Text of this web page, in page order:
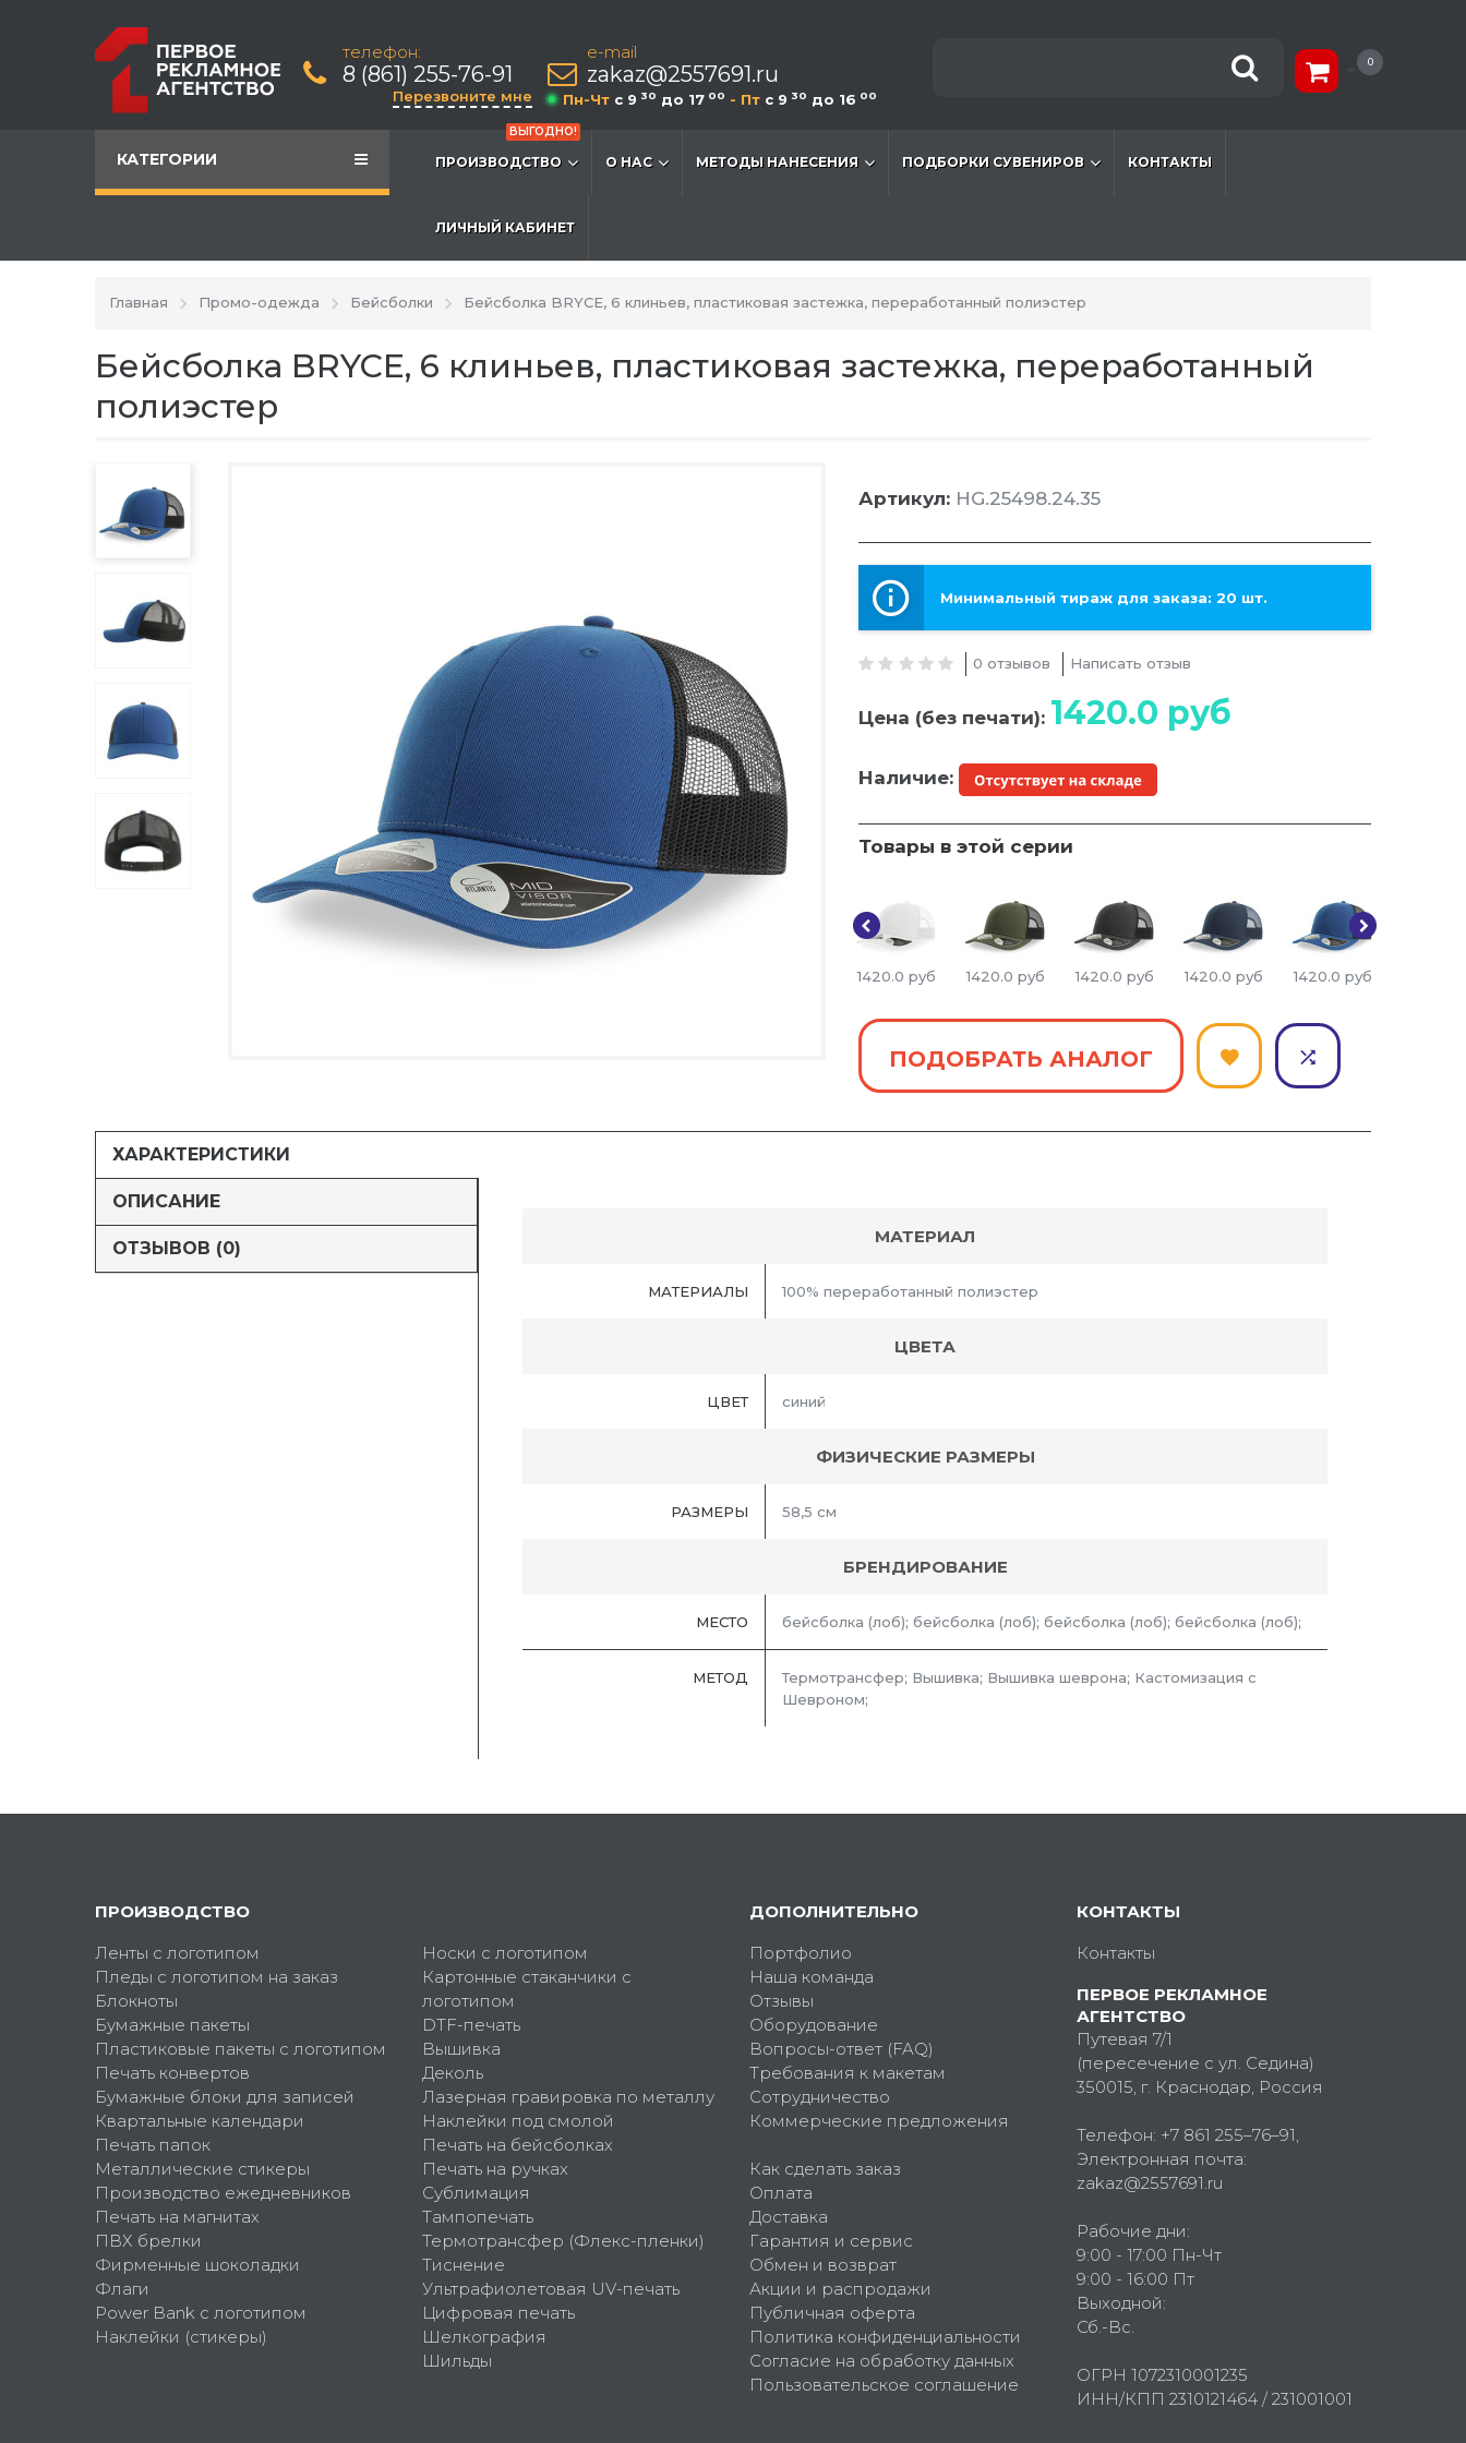
телефон:
8 (861) 255-76-91
Перезвоните мне
e-mail
zakaz@2557691.ru
Пн-Чт c 9 30 до 17 00 - Пт c 9 30 до 16 00
0
КАТЕГОРИИ
ВЫГОДНО!
ПРОИЗВОДСТВО О НАС МЕТОДЫ НАНЕСЕНИЯ ПОДБОРКИ СУВЕНИРОВ КОНТАКТЫ
ЛИЧНЫЙ КАБИНЕТ
Главная Промо-одежда Бейсболки Бейсболка BRYCE, 6 клиньев, пластиковая застежка, переработанный полиэстер
Бейсболка BRYCE, 6 клиньев, пластиковая застежка, переработанный
полиэстер
Артикул: HG.25498.24.35
Минимальный тираж для заказа: 20 шт.
0 отзывов Написать отзыв
Цена (без печати): 1420.0 руб
Наличие:
Товары в этой серии
1420.0 руб 1420.0 руб 1420.0 руб 1420.0 руб 1420.0 руб
ПОДОБРАТЬ АНАЛОГ
ХАРАКТЕРИСТИКИ
ОПИСАНИЕ
ОТЗЫВОВ (0)
МАТЕРИАЛ
МАТЕРИАЛЫ 100% переработанный полиэстер
ЦВЕТА
ЦВЕТ синий
ФИЗИЧЕСКИЕ РАЗМЕРЫ
РАЗМЕРЫ 58,5 см
БРЕНДИРОВАНИЕ
МЕСТО бейсболка (лоб); бейсболка (лоб); бейсболка (лоб); бейсболка (лоб);
МЕТОД
Термотрансфер; Вышивка; Вышивка шеврона; Кастомизация с
Шевроном;
ПРОИЗВОДСТВО
Ленты с логотипом
Пледы с логотипом на заказ
Блокноты
Бумажные пакеты
Пластиковые пакеты с логотипом
Печать конвертов
Бумажные блоки для записей
Квартальные календари
Печать папок
Металлические стикеры
Производство ежедневников
Печать на магнитах
ПВХ брелки
Фирменные шоколадки
Флаги
Power Bank с логотипом
Наклейки (стикеры)
Носки с логотипом
Картонные стаканчики с
логотипом
DTF-печать
Вышивка
Деколь
Лазерная гравировка по металлу
Наклейки под смолой
Печать на бейсболках
Печать на ручках
Сублимация
Тампопечать
Термотрансфер (Флекс-пленки)
Тиснение
Ультрафиолетовая UV-печать
Цифровая печать
Шелкография
Шильды
ДОПОЛНИТЕЛЬНО
Портфолио
Наша команда
Отзывы
Оборудование
Вопросы-ответ (FAQ)
Требования к макетам
Сотрудничество
Коммерческие предложения
Как сделать заказ
Оплата
Доставка
Гарантия и сервис
Обмен и возврат
Акции и распродажи
Публичная оферта
Политика конфиденциальности
Согласие на обработку данных
Пользовательское соглашение
КОНТАКТЫ
Контакты
ПЕРВОЕ РЕКЛАМНОЕ
АГЕНТСТВО
Путевая 7/1
(пересечение с ул. Седина)
350015, г. Краснодар, Россия
Телефон: +7 861 255–76–91,
Электронная почта:
zakaz@2557691.ru
Рабочие дни:
9:00 - 17:00 Пн-Чт
9:00 - 16:00 Пт
Выходной:
Сб.-Вс.
ОГРН 1072310001235
ИНН/КПП 2310121464 / 231001001